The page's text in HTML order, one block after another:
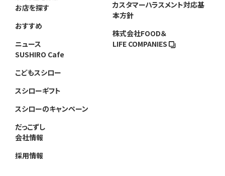
お店を探す
おすすめ
ニュース
SUSHIRO Cafe
こどもスシロー
スシローギフト
スシローのキャンペーン
だっこずし
会社情報
採用情報
カスタマーハラスメント対応基
本方針
株式会社FOOD＆
LIFE COMPANIES